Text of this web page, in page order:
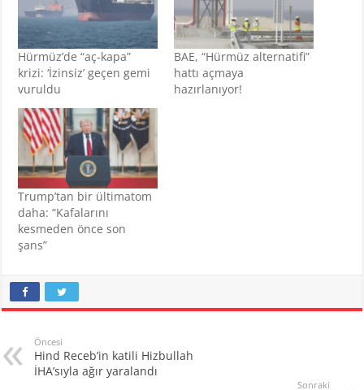
Hürmüz’de “aç-kapa”
krizi: ‘İzinsiz’ geçen gemi
vuruldu
BAE, “Hürmüz alternatifi”
hattı açmaya
hazırlanıyor!
Trump’tan bir ültimatom
daha: “Kafalarını
kesmeden önce son
şans”
Öncesi
Hind Receb’in katili Hizbullah
İHA’sıyla ağır yaralandı
Sonraki